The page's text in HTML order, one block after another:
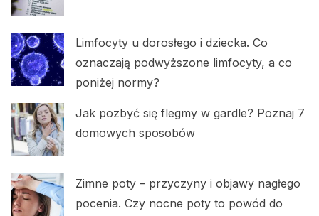
Limfocyty u dorosłego i dziecka. Co
oznaczają podwyższone limfocyty, a co
poniżej normy?
Jak pozbyć się flegmy w gardle? Poznaj 7
domowych sposobów
Zimne poty – przyczyny i objawy nagłego
pocenia. Czy nocne poty to powód do